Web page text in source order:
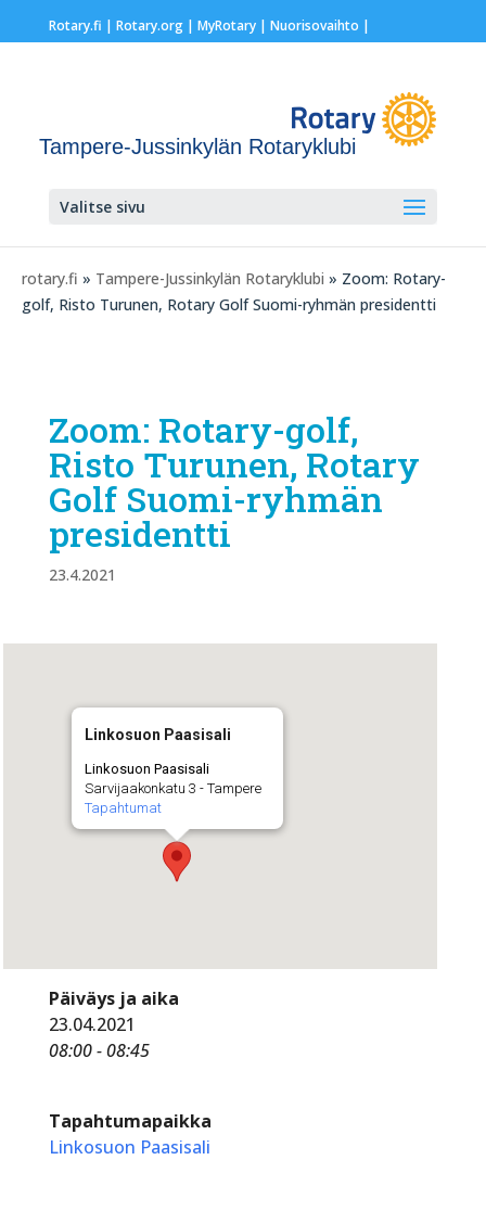
Rotary.fi | Rotary.org| MyRotary | Nuorisovaihto |
Tampere-Jussinkylän Rotaryklubi
Valitse sivu
rotary.fi » Tampere-Jussinkylän Rotaryklubi » Zoom: Rotary-
golf, Risto Turunen, Rotary Golf Suomi-ryhmän presidentti
Zoom: Rotary-golf,
Risto Turunen, Rotary
Golf Suomi-ryhmän
presidentti
23.4.2021
Linkosuon Paasisali
Linkosuon Paasisali
Sarvijaakonkatu 3 - Tampere
Tapahtumat
Päiväys ja aika
23.04.2021
08:00 - 08:45
Tapahtumapaikka
Linkosuon Paasisali